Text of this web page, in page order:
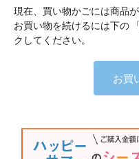
現在、買い物かごには商品
お買い物を続けるには下の
クしてください。
お買